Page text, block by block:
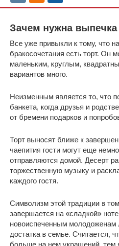
Зачем нужна выпечка
Все уже привыкли к тому, что
бракосочетания есть торт. Он
маленьким, круглым,
вариантов много.
Неизменным является то, что
банкета, когда друзья и
от бремени подарков и
Торт выносят ближе к
чаепития гости могут еще
отправляются домой. Десерт
торжественную музыку и
каждого гостя.
Символизм этой традиции в
завершается на «сладкой»
новоиспеченным молодоженам
достатка в семье. Считается,
больше на нем украшений, тем